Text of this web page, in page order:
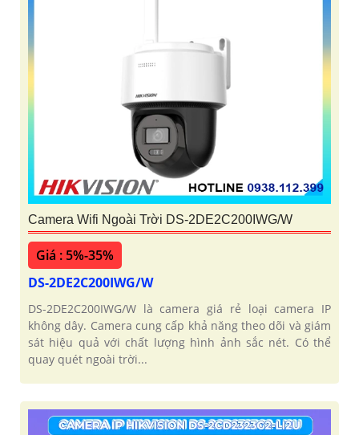
Camera Wifi Ngoài Trời DS-2DE2C200IWG/W
Giá : 5%-35%
DS-2DE2C200IWG/W
DS-2DE2C200IWG/W là camera giá rẻ loại camera IP
không dây. Camera cung cấp khả năng theo dõi và giám
sát hiệu quả với chất lượng hình ảnh sắc nét. Có thể
quay quét ngoài trời...